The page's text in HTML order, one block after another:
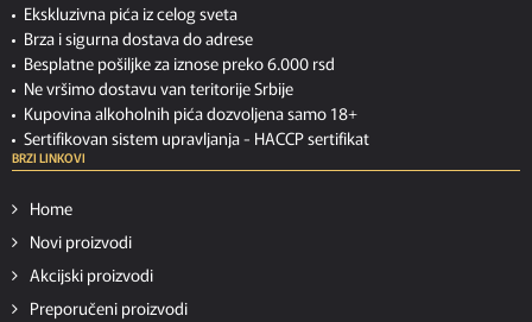
Ekskluzivna pića iz celog sveta
Brza i sigurna dostava do adrese
Besplatne pošiljke za iznose preko 6.000 rsd
Ne vršimo dostavu van teritorije Srbije
Kupovina alkoholnih pića dozvoljena samo 18+
Sertifikovan sistem upravljanja - HACCP sertifikat
BRZI LINKOVI
Home
Novi proizvodi
Akcijski proizvodi
Preporučeni proizvodi